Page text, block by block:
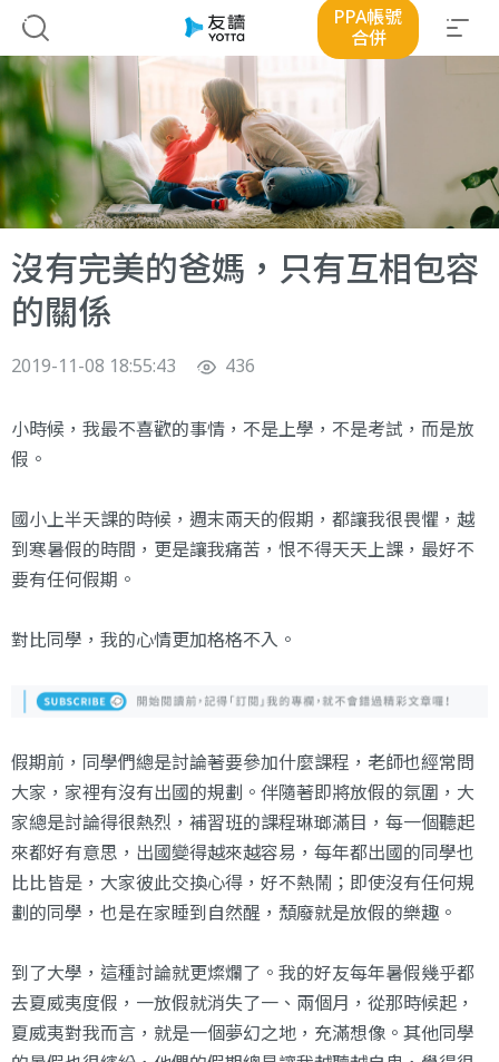
PPA帳號
合併
沒有完美的爸媽，只有互相包容
的關係
2019-11-08 18:55:43 436
小時候，我最不喜歡的事情，不是上學，不是考試，而是放
假。
國小上半天課的時候，週末兩天的假期，都讓我很畏懼，越
到寒暑假的時間，更是讓我痛苦，恨不得天天上課，最好不
要有任何假期。
對比同學，我的心情更加格格不入。
假期前，同學們總是討論著要參加什麼課程，老師也經常問
大家，家裡有沒有出國的規劃。伴隨著即將放假的氛圍，大
家總是討論得很熱烈，補習班的課程琳瑯滿目，每一個聽起
來都好有意思，出國變得越來越容易，每年都出國的同學也
比比皆是，大家彼此交換心得，好不熱鬧；即使沒有任何規
劃的同學，也是在家睡到自然醒，頹廢就是放假的樂趣。
到了大學，這種討論就更燦爛了。我的好友每年暑假幾乎都
去夏威夷度假，一放假就消失了一、兩個月，從那時候起，
夏威夷對我而言，就是一個夢幻之地，充滿想像。其他同學